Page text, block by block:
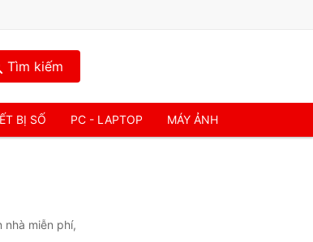
Tìm kiếm
BỊ SỐ PC - LAPTOP MÁY ẢNH
miễn phí,